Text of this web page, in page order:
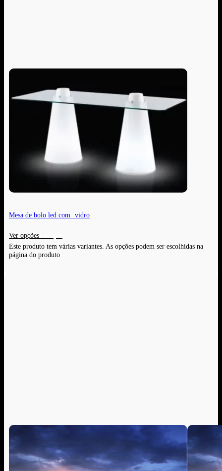
Mesa de bolo led com vidro
Ver opções
Este produto tem várias variantes. As opções podem ser escolhidas na
página do produto